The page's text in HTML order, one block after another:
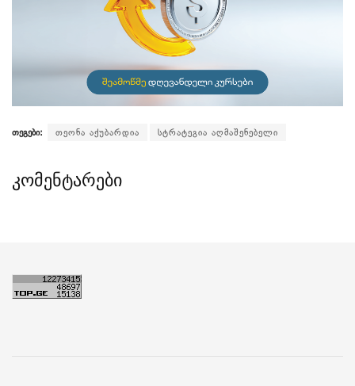
თეგები: თეონა აქუბარდია სტრატეგია აღმაშენებელი
კომენტარები